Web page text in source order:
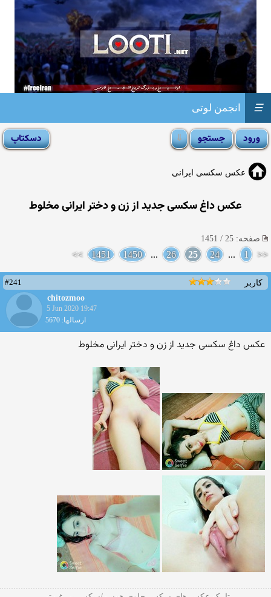
انجمن لوتی ☰
عکس سکسی ایرانی
عکس داغ سکسی جدید از زن و دختر ایرانی مخلوط
صفحه: 25 / 1451
<<
1
...
24
25
26
...
1450
1451
>>
کاربر
#241
chitozmoo
5 Jun 2020 19:47
ارسالها: 5670
عکس داغ سکسی جدید از زن و دختر ایرانی مخلوط